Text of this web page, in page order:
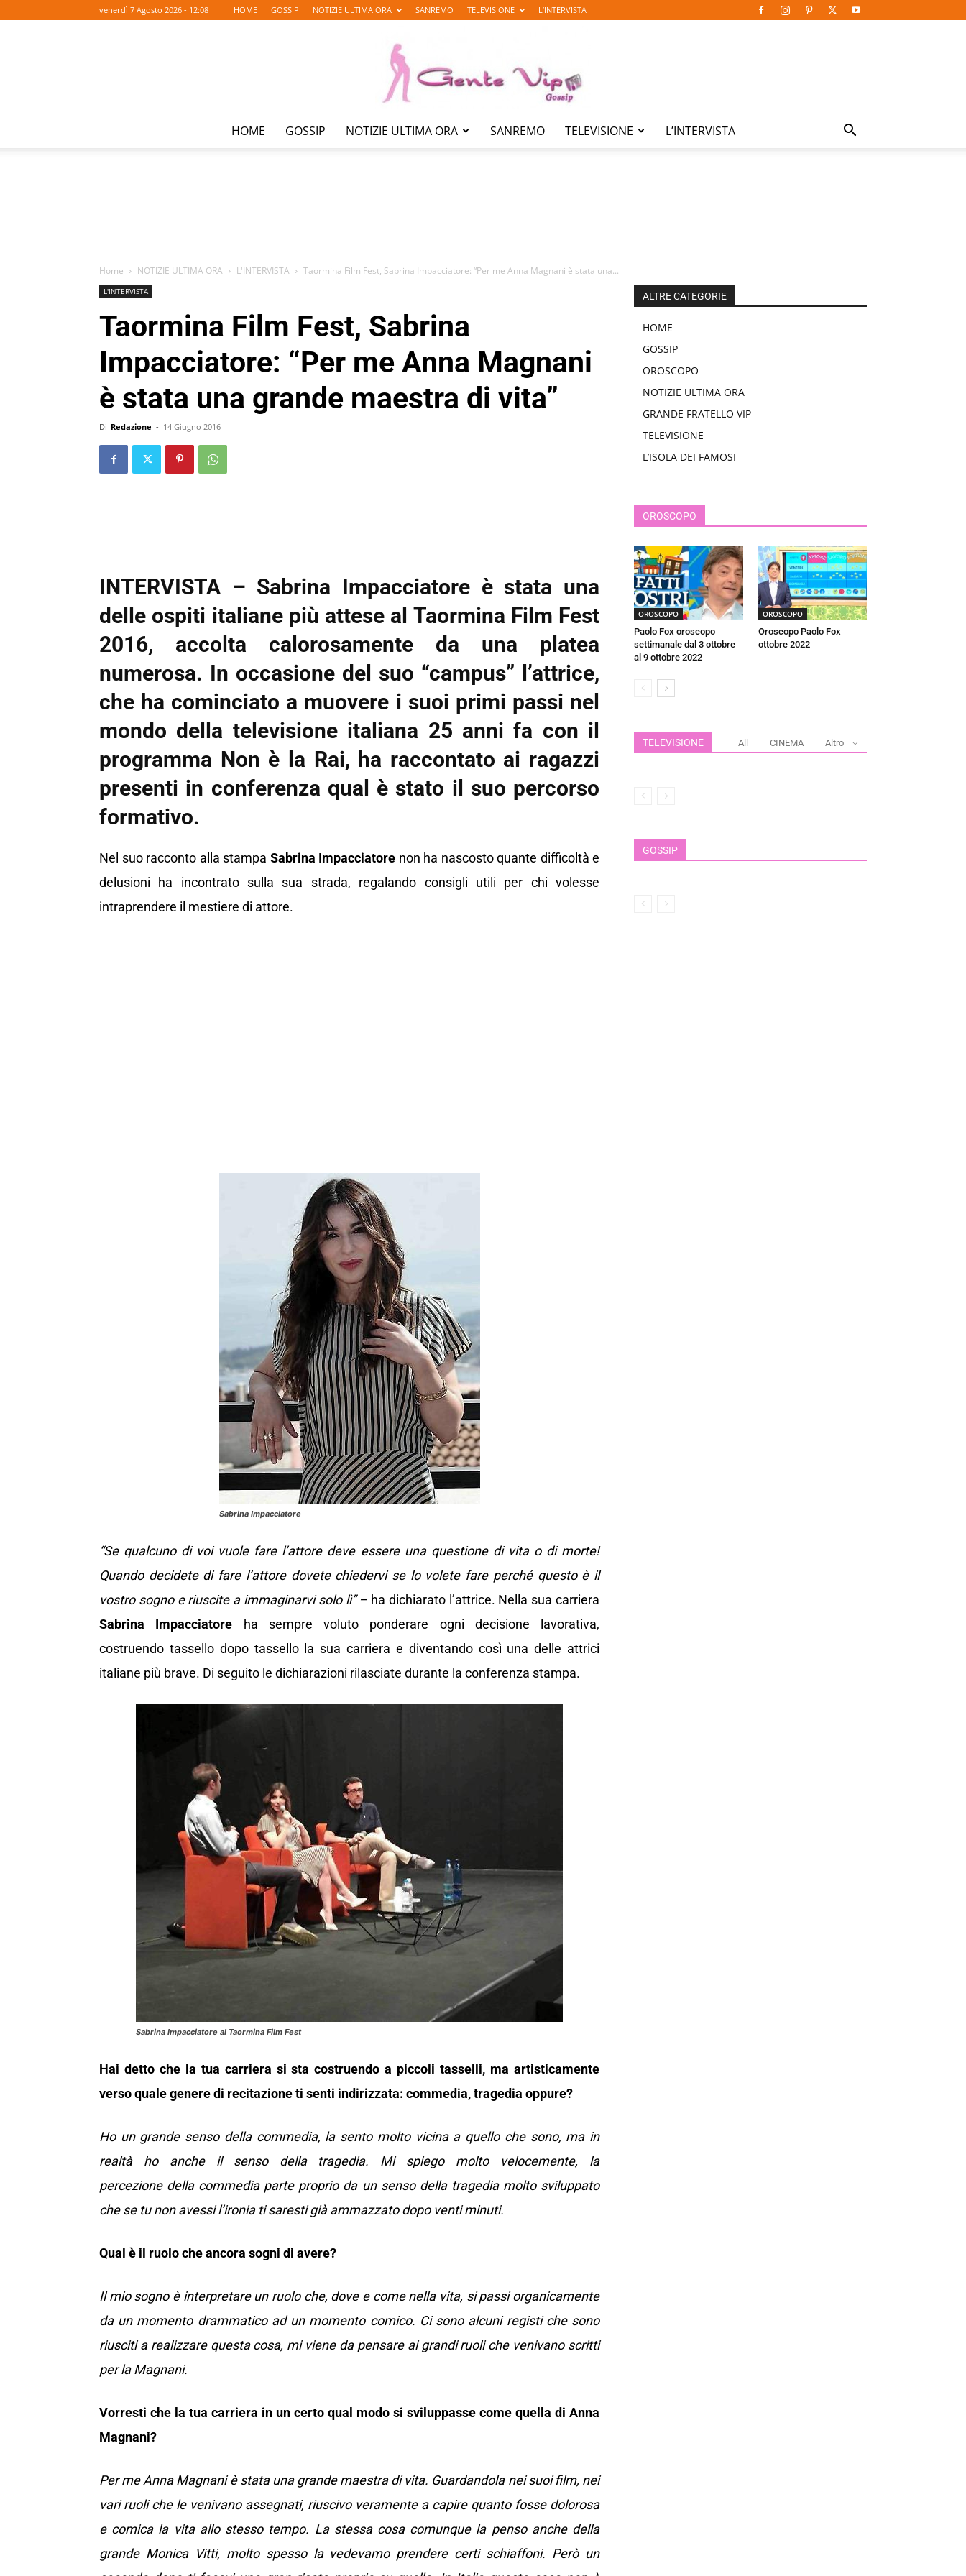
venerdì 7 Agosto 2026 - 12:08 HOME GOSSIP NOTIZIE ULTIMA ORA SANREMO TELEVISIONE L’INTERVISTA
HOME GOSSIP NOTIZIE ULTIMA ORA SANREMO TELEVISIONE L’INTERVISTA
Home NOTIZIE ULTIMA ORA L'INTERVISTA Taormina Film Fest, Sabrina Impacciatore: “Per me Anna Magnani è stata una...
L'INTERVISTA
Taormina Film Fest, Sabrina
Impacciatore: “Per me Anna Magnani
è stata una grande maestra di vita”
Di Redazione - 14 Giugno 2016
INTERVISTA – Sabrina Impacciatore è stata una
delle ospiti italiane più attese al Taormina Film Fest
2016, accolta calorosamente da una platea
numerosa. In occasione del suo “campus” l’attrice,
che ha cominciato a muovere i suoi primi passi nel
mondo della televisione italiana 25 anni fa con il
programma Non è la Rai, ha raccontato ai ragazzi
presenti in conferenza qual è stato il suo percorso
formativo.
Nel suo racconto alla stampa Sabrina Impacciatore non ha nascosto quante difficoltà e
delusioni ha incontrato sulla sua strada, regalando consigli utili per chi volesse
intraprendere il mestiere di attore.
Sabrina Impacciatore
“Se qualcuno di voi vuole fare l’attore deve essere una questione di vita o di morte!
Quando decidete di fare l’attore dovete chiedervi se lo volete fare perché questo è il
vostro sogno e riuscite a immaginarvi solo lì” – ha dichiarato l’attrice. Nella sua carriera
Sabrina Impacciatore ha sempre voluto ponderare ogni decisione lavorativa,
costruendo tassello dopo tassello la sua carriera e diventando così una delle attrici
italiane più brave. Di seguito le dichiarazioni rilasciate durante la conferenza stampa.
Sabrina Impacciatore al Taormina Film Fest
Hai detto che la tua carriera si sta costruendo a piccoli tasselli, ma artisticamente
verso quale genere di recitazione ti senti indirizzata: commedia, tragedia oppure?
Ho un grande senso della commedia, la sento molto vicina a quello che sono, ma in
realtà ho anche il senso della tragedia. Mi spiego molto velocemente, la
percezione della commedia parte proprio da un senso della tragedia molto sviluppato
che se tu non avessi l’ironia ti saresti già ammazzato dopo venti minuti.
Qual è il ruolo che ancora sogni di avere?
Il mio sogno è interpretare un ruolo che, dove e come nella vita, si passi organicamente
da un momento drammatico ad un momento comico. Ci sono alcuni registi che sono
riusciti a realizzare questa cosa, mi viene da pensare ai grandi ruoli che venivano scritti
per la Magnani.
Vorresti che la tua carriera in un certo qual modo si sviluppasse come quella di Anna
Magnani?
Per me Anna Magnani è stata una grande maestra di vita. Guardandola nei suoi film, nei
vari ruoli che le venivano assegnati, riuscivo veramente a capire quanto fosse dolorosa
e comica la vita allo stesso tempo. La stessa cosa comunque la penso anche della
grande Monica Vitti, molto spesso la vedevamo prendere certi schiaffoni. Però un
ALTRE CATEGORIE
HOME
GOSSIP
OROSCOPO
NOTIZIE ULTIMA ORA
GRANDE FRATELLO VIP
TELEVISIONE
L’ISOLA DEI FAMOSI
OROSCOPO
OROSCOPO
Paolo Fox oroscopo
settimanale dal 3 ottobre
al 9 ottobre 2022
OROSCOPO
Oroscopo Paolo Fox
ottobre 2022
TELEVISIONE All CINEMA Altro
GOSSIP